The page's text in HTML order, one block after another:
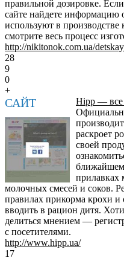
правильной дозировке.
сайте найдете информацию
используют в
смотрите весь процесс
http://nikitonok.com.ua/
28
9
0
+
САЙТ
Hipp — все
раскроет
своей
ближайшем
прилавках
молочных смесей и соков.
правилах прикорма крохи
вводить в рацион дитя.
делиться мнением —
с посетителями.
http://www.hipp.ua/
17